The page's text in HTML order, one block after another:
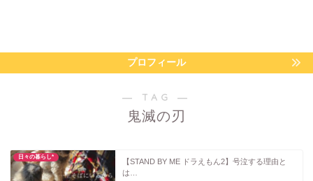
プロフィール
― TAG ―
鬼滅の刃
日々の暮らし*
【STAND BY ME ドラえもん2】号泣する理由と
は…